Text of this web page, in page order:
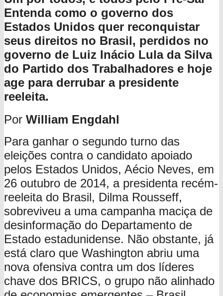
Entenda como o governo dos
Estados Unidos quer reconquistar
seus direitos no Brasil, perdidos no
governo de Luiz Inácio Lula da Silva
do Partido dos Trabalhadores e hoje
age para derrubar a presidente
reeleita.
Por William Engdahl
Para ganhar o segundo turno das
eleições contra o candidato apoiado
pelos Estados Unidos, Aécio Neves, em
26 outubro de 2014, a presidenta recém-
reeleita do Brasil, Dilma Rousseff,
sobreviveu a uma campanha maciça de
desinformação do Departamento de
Estado estadunidense. Não obstante, já
está claro que Washington abriu uma
nova ofensiva contra um dos líderes
chave dos BRICS, o grupo não alinhado